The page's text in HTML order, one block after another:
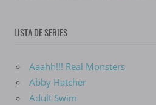
LISTA DE SERIES
Aaahh!!! Real Monsters
Abby Hatcher
Adult Swim